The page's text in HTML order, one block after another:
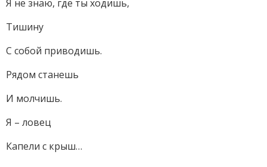
Я не знаю, где ты ходишь,
Тишину
С собой приводишь.
Рядом станешь
И молчишь.
Я – ловец
Капели с крыш…